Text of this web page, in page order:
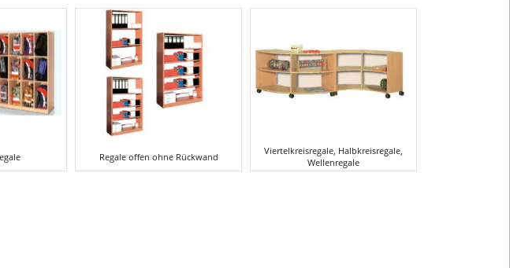
Regale offen ohne Rückwand
Viertelkreisregale, Halbkreisregale,
Wellenregale